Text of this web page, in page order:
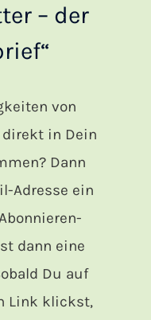
– der
von
in Dein
Dann
Adresse ein
dann eine
Du auf
Link klickst,